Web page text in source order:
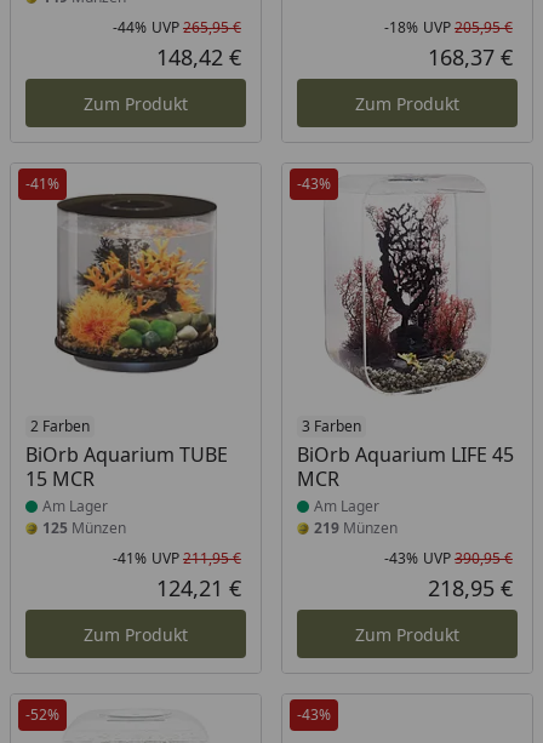
Rabatt in Prozent
-44%
Ursprünglicher Preis
UVP265,95 €
Aktueller Preis
148,42 €
Zum Produkt
-18% UVP205,95 €
168,37 €
Zum Produkt
-41%
2 Farben
BiOrb Aquarium TUBE
15 MCR
Produkt am Lager
Am Lager
125 Münzen
Rabatt in Prozent
-41%
Ursprünglicher Preis
UVP211,95 €
Aktueller Preis
124,21 €
Zum Produkt
-43%
3 Farben
BiOrb Aquarium LIFE 45
MCR
Produkt am Lager
Am Lager
219Münzen
-43% UVP390,95 €
218,95 €
Zum Produkt
-52% -43%